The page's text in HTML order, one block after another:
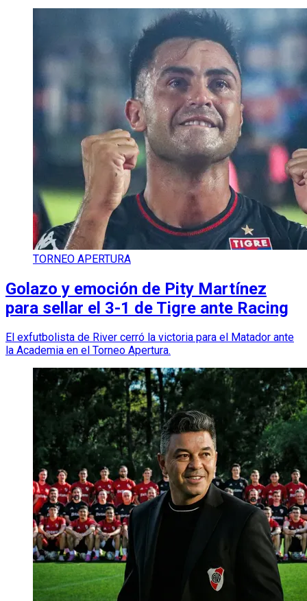
TORNEO APERTURA
Golazo y emoción de Pity Martínez
para sellar el 3-1 de Tigre ante Racing
El exfutbolista de River cerró la victoria para el Matador ante
la Academia en el Torneo Apertura.